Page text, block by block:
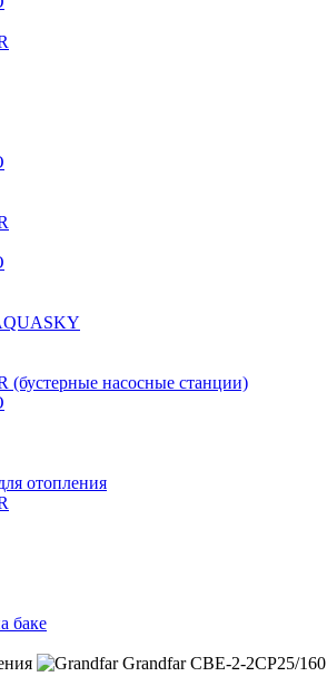
(бустерные насосные станции)
отопления
баке
Grandfar CBE-2-2CP25/160